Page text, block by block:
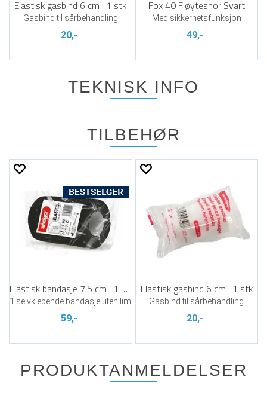
Elastisk gasbind 6 cm | 1 stk
Gasbind til sårbehandling
20,-
Fox 40 Fløytesnor Svart
Med sikkerhetsfunksjon
49,-
TEKNISK INFO
TILBEHØR
Elastisk bandasje 7,5 cm | 1 stk
1 selvklebende bandasje uten lim
59,-
Elastisk gasbind 6 cm | 1 stk
Gasbind til sårbehandling
20,-
PRODUKTANMELDELSER